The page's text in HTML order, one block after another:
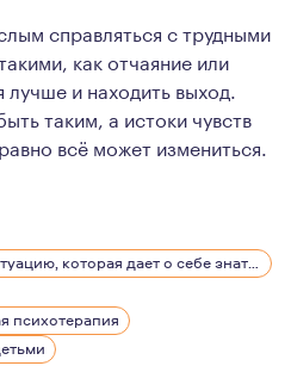
справляться с трудными
как отчаяние или
лучше и находить выход.
таким, а истоки чувств
всё может измениться.
30 лет, получив второе
работать в Центре
с детьми и взрослыми,
спокойный
Пережил травматическую ситуацию, которая дает о себе знать, беспокоит, вызывает эмоции
психотерапия